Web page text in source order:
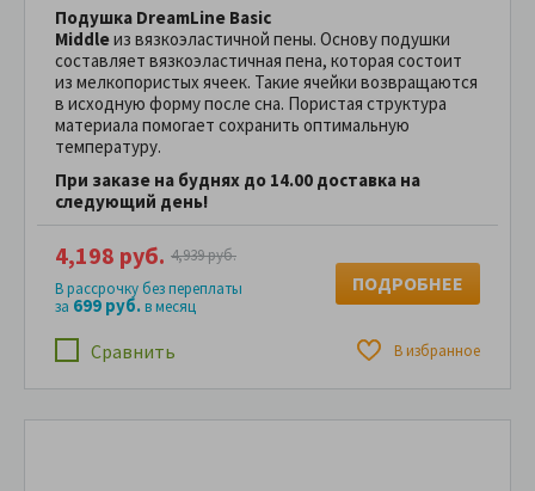
Подушка DreamLine Basic
Middleиз вязкоэластичной пены. Основу подушки
составляет вязкоэластичная пена, которая состоит
из мелкопористых ячеек. Такие ячейки возвращаются
в исходную форму после сна. Пористая структура
материала помогает сохранить оптимальную
температуру.
При заказе на буднях до 14.00 доставка на
следующий день!
Сравнить В избранное
4,198 руб. 4,939 руб.
В рассрочку без переплаты
за 699 руб.в месяц
ПОДРОБНЕЕ